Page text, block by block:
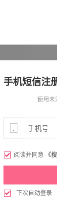
手机短信注
使用未
 阅读并同意 《
 下次自动登录